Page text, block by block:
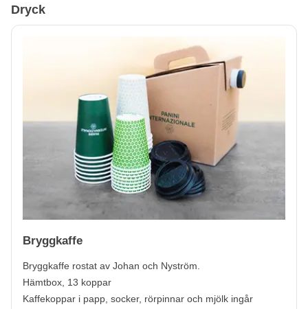
Dryck
Bryggkaffe
Bryggkaffe rostat av Johan och Nyström.
Hämtbox, 13 koppar
Kaffekoppar i papp, socker, rörpinnar och mjölk ingår